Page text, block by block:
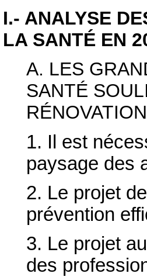
I.- ANALYSE
LA SANTÉ EN
A. LES
SANTÉ
1. Il est
paysage des
2. Le projet
prévention
3. Le projet
des